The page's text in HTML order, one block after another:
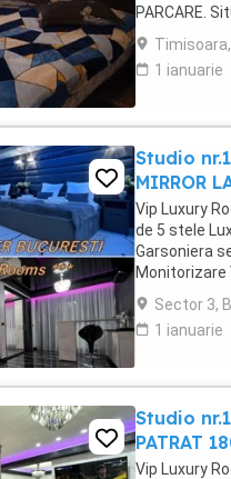
PARCARE.
+wifi ,
1 ianuarie
Studio
MIRROR
Vip Luxury
de 5 stele
Garsoniera
Monitorizare
parcare
Sector 3,
1 ianuarie
Studio
PATRAT
Vip Luxury